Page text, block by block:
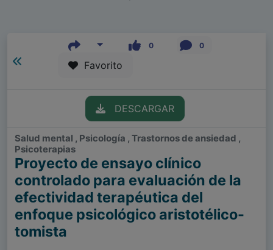
0 0
Favorito
DESCARGAR
Salud mental , Psicología , Trastornos de ansiedad ,
Psicoterapias
Proyecto de ensayo clínico
controlado para evaluación de la
efectividad terapéutica del
enfoque psicológico aristotélico-
tomista